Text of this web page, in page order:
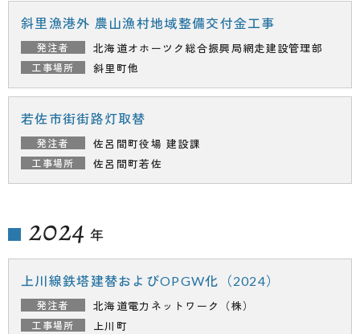
北海道オホーツク総合振興局網走建設管理部
斜里漁港外 農山漁村地域整備交付金工事
斜里町他
佐呂間町役場 建設課
若佐市街街路灯取替
佐呂間町若佐
2024 年
北海道電力ネットワーク（株）
上川線鉄塔建替およびOPGW化（2024）
上川町